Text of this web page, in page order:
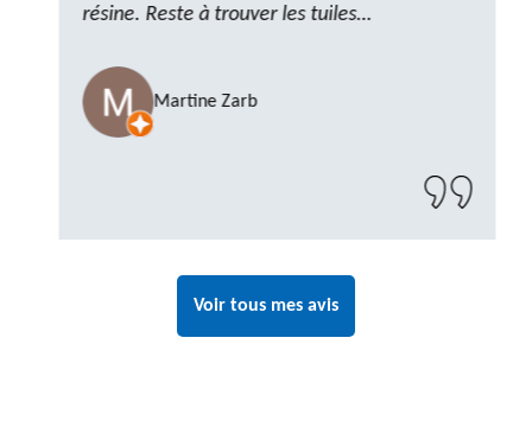
résine. Reste à trouver les tuiles
compter sur M. GOT. Très content de la
prestation, a recommander sans problème"
Martine Zarb
Voir tous mes avis